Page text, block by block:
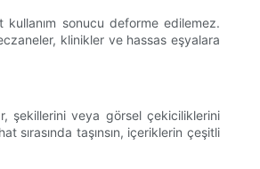
kullanım sonucu deforme edilemez.
klinikler ve hassas eşyalara
şekillerini veya görsel çekiciliklerini
sırasında taşınsın, içeriklerin çeşitli